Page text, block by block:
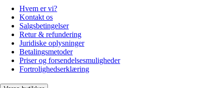
Hvem er vi?
Kontakt os
Salgsbetingelser
Retur & refundering
Juridiske oplysninger
Betalingsmetoder
Priser og forsendelsesmuligheder
Fortrolighedserklæring